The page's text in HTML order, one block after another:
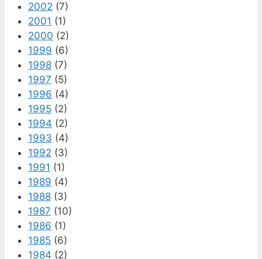
2002 (7)
2001 (1)
2000 (2)
1999 (6)
1998 (7)
1997 (5)
1996 (4)
1995 (2)
1994 (2)
1993 (4)
1992 (3)
1991 (1)
1989 (4)
1988 (3)
1987 (10)
1986 (1)
1985 (6)
1984 (2)